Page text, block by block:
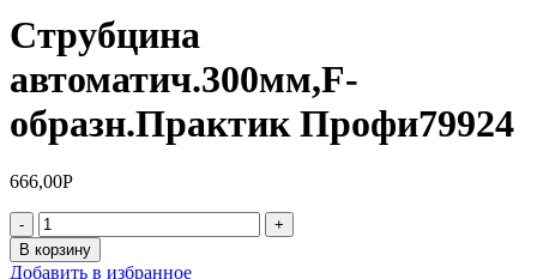
Струбцина
автоматич.300мм,F-
образн.Практик Профи79924
666,00Р
Количество
товара
Струбцина
В корзину
Добавить в избранное